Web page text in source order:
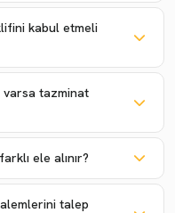
kabul etmeli
varsa tazminat
ele alınır?
talep